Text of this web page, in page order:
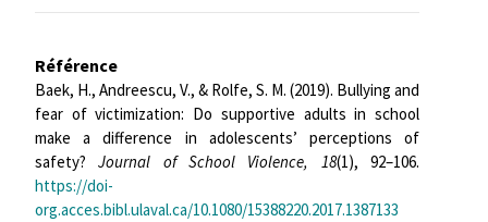
Référence
Baek, H., Andreescu, V., & Rolfe, S. M. (2019). Bullying and
fear of victimization: Do supportive adults in school
make a difference in adolescents’ perceptions of
safety?Journal of School Violence, 18(1), 92–106.
https://doi-
org.acces.bibl.ulaval.ca/10.1080/15388220.2017.1387133